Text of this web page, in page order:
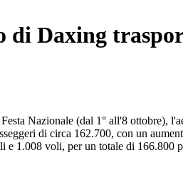
di Daxing
Nazionale (dal 1° all'8 ottobre),
di circa 162.700, con un
e 1.008 voli, per un totale di 166.800